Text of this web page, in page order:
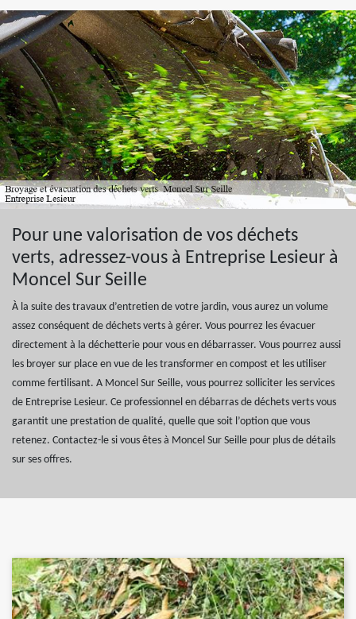
Pour une valorisation de vos déchets
verts, adressez-vous à Entreprise Lesieur à
Moncel Sur Seille
À la suite des travaux d’entretien de votre jardin, vous aurez un volume
assez conséquent de déchets verts à gérer. Vous pourrez les évacuer
directement à la déchetterie pour vous en débarrasser. Vous pourrez aussi
les broyer sur place en vue de les transformer en compost et les utiliser
comme fertilisant. A Moncel Sur Seille, vous pourrez solliciter les services
de Entreprise Lesieur. Ce professionnel en débarras de déchets verts vous
garantit une prestation de qualité, quelle que soit l’option que vous
retenez. Contactez-le si vous êtes à Moncel Sur Seille pour plus de détails
sur ses offres.